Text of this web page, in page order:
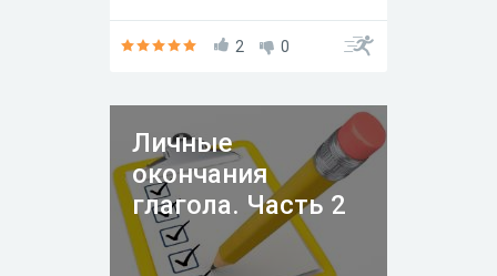
2 0
Личные
окончания
глагола. Часть 2